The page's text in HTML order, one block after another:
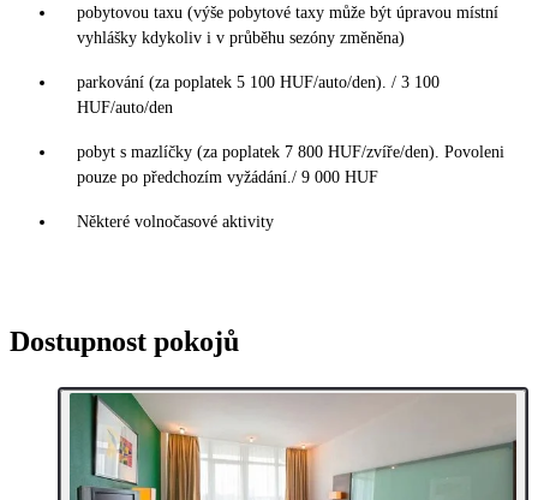
pobytovou taxu (výše pobytové taxy může být úpravou místní
vyhlášky kdykoliv i v průběhu sezóny změněna)
parkování (za poplatek 5 100 HUF/auto/den). / 3 100
HUF/auto/den
pobyt s mazlíčky (za poplatek 7 800 HUF/zvíře/den). Povoleni
pouze po předchozím vyžádání./ 9 000 HUF
Některé volnočasové aktivity
Dostupnost pokojů